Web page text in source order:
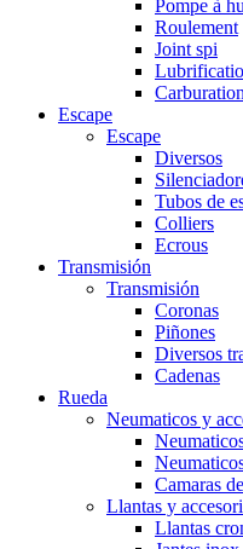
Pompe à
Roulement
Joint spi
Carburation
Escape
Escape
Diversos
Tubos de
Colliers
Ecrous
Transmisión
Transmisión
Coronas
Piñones
Diversos
Cadenas
Rueda
Neumaticos y
Camaras
Llantas y
Llantas